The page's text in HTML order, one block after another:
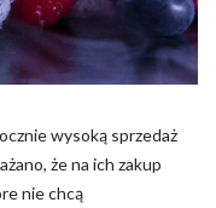
wysoką sprzedaż
że na ich zakup
nie chcą
lub
lub region, w
stron